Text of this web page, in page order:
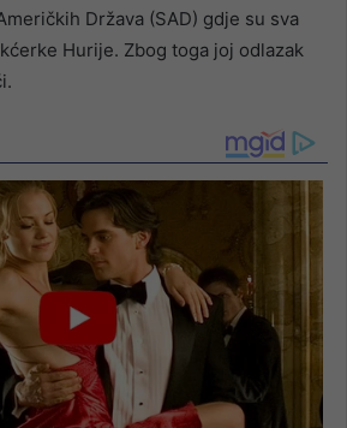
Država (SAD) gdje su sva
Hurije. Zbog toga joj odlazak